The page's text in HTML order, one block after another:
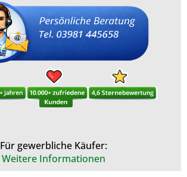
Für gewerbliche Käufer:
Weitere Informationen